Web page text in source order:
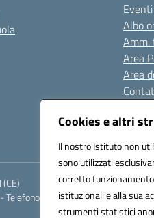
Cookies e altri
Il nostro Istituto non
sono utilizzati
corretto
istituzionali e alla sua
strumenti statistici
Eventi
Albo
Amm.
Area
Area
Telefono: 0823408721